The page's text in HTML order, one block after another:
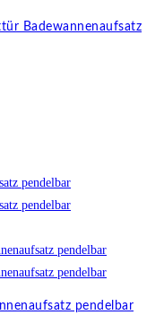
Badewannenaufsatz
pendelbar